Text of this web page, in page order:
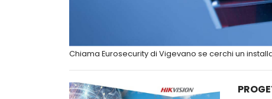
Chiama Eurosecurity di Vigevano se cerchi un